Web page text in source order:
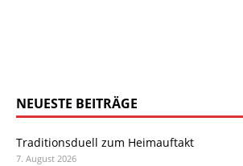
NEUESTE BEITRÄGE
Traditionsduell zum Heimauftakt
7. August 2026